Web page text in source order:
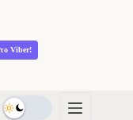
Viber!